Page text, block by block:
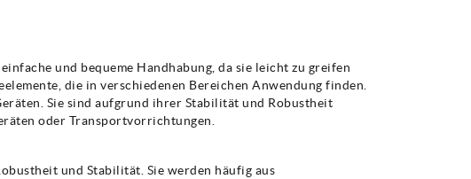
und bequeme Handhabung, da sie leicht zu greifen
die in verschiedenen Bereichen Anwendung finden.
Sie sind aufgrund ihrer Stabilität und Robustheit
oder Transportvorrichtungen.
und Stabilität. Sie werden häufig aus